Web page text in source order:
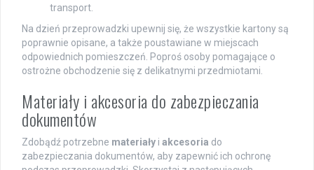
transport.
Na dzień przeprowadzki upewnij się, że wszystkie kartony są
poprawnie opisane, a także poustawiane w miejscach
odpowiednich pomieszczeń. Poproś osoby pomagające o
ostrożne obchodzenie się z delikatnymi przedmiotami.
Materiały i akcesoria do zabezpieczania
dokumentów
Zdobądź potrzebne materiały i akcesoria do
zabezpieczania dokumentów, aby zapewnić ich ochronę